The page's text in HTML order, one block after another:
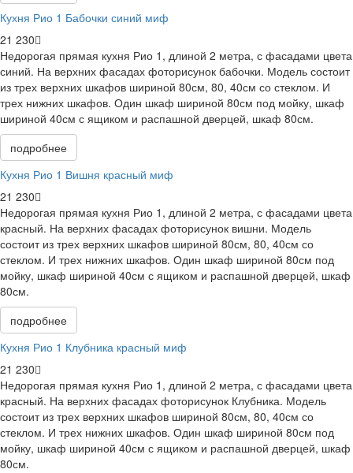
Кухня Рио 1 Бабочки синий миф
21 230
Недорогая прямая кухня Рио 1, длиной 2 метра, с фасадами цвета
синий. На верхних фасадах фоторисунок бабочки. Модель состоит
из трех верхних шкафов шириной 80см, 80, 40см со стеклом. И
трех нижних шкафов. Один шкаф шириной 80см под мойку, шкаф
шириной 40см с ящиком и распашной дверцей, шкаф 80см.
подробнее
Кухня Рио 1 Вишня красный миф
21 230
Недорогая прямая кухня Рио 1, длиной 2 метра, с фасадами цвета
красный. На верхних фасадах фоторисунок вишни. Модель
состоит из трех верхних шкафов шириной 80см, 80, 40см со
стеклом. И трех нижних шкафов. Один шкаф шириной 80см под
мойку, шкаф шириной 40см с ящиком и распашной дверцей, шкаф
80см.
подробнее
Кухня Рио 1 Клубника красный миф
21 230
Недорогая прямая кухня Рио 1, длиной 2 метра, с фасадами цвета
красный. На верхних фасадах фоторисунок Клубника. Модель
состоит из трех верхних шкафов шириной 80см, 80, 40см со
стеклом. И трех нижних шкафов. Один шкаф шириной 80см под
мойку, шкаф шириной 40см с ящиком и распашной дверцей, шкаф
80см.